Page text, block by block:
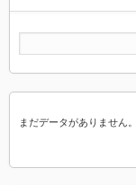
まだデータがありません。